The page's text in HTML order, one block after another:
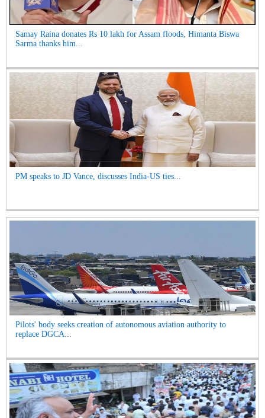
Samay Raina donates Rs 10 lakh for Assam floods, Himanta Biswa
Sarma thanks him...
PM speaks to JD Vance, discusses India-US ties...
Pilots' body seeks creation of autonomous aviation authority to
replace DGCA...